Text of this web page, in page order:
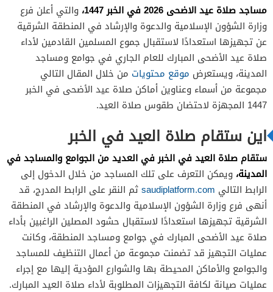
مساجد صلاة عيد الاضحى 2026 في الخبر 1447،
والتي أعلن فرع
وزارة الشؤون الإسلامية والدعوة والإرشاد في المنطقة الشرقية
عن تجهيزها استعدادًا لاستقبال جموع المسلمين القادمين لأداء
صلاة عيد الأضحى المبارك للعام الجاري في جوامع ومساجد
المدينة، ويستعرض موقع محتويات من خلال المقال التالي
مجموعة من أسماء وعناوين أماكن صلاة عيد الأضحى في الخبر
1447 المجهزة لاحتضان طقوس صلاة العيد.
اين ستقام صلاة العيد في الخبر
ستقام صلاة العيد في الخبر في العديد من الجوامع والمساجد في
المدينة، ويمكن التعرف على تلك المساجد من خلال الدخول إلى
الرابط التالي saudiplatform.comثم النقر على الرابط المدرج، قد
أنهى فرع وزارة الشؤون الإسلامية والدعوة والإرشاد في المنطقة
الشرقية تجهيزها استعدادًا لاستقبال حشود المصلين الراغبين بأداء
صلاة عيد الأضحى المبارك في جوامع ومساجد المنطقة، وكانت
عمليات التجهيز قد تضمنت مجموعة من أعمال التنظيف للمساجد
والجوامع والأماكن المحيطة بها والشوارع المؤدية إليها مع إجراء
عمليات صيانة لكافة التجهيزات المطلوبة لأداء صلاة العيد المبارك.